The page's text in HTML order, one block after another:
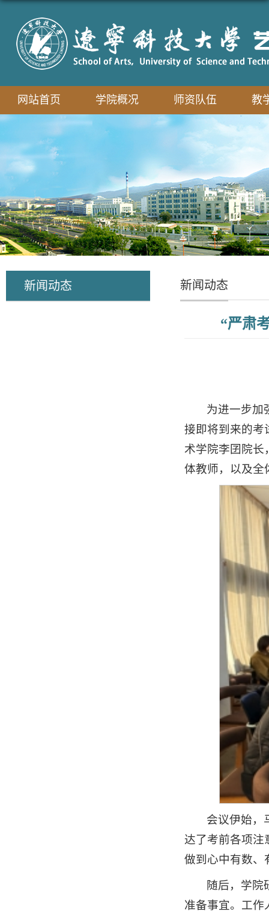
网站首页 学院概况 师资队伍 教
新闻动态 新闻动态
“严肃
为进一步加
接即将到来的考
术学院李囝院长
体教师，以及全
会议伊始，
达了考前各项注
做到心中有数、
随后，学院
准备事宜。工作